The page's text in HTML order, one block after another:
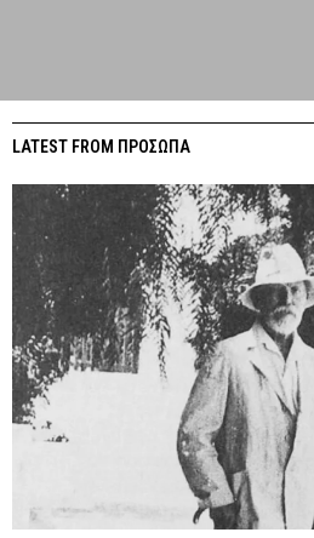
LATEST FROM ΠΡΟΣΩΠΑ